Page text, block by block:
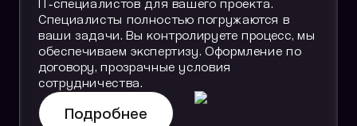
IT‑специалистов для вашего проекта.
Специалисты полностью погружаются в
ваши задачи. Вы контролируете процесс, мы
обеспечиваем экспертизу. Оформление по
договору, прозрачные условия
сотрудничества.
Подробнее